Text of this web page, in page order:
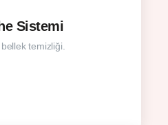
Sistemi
temizliği.